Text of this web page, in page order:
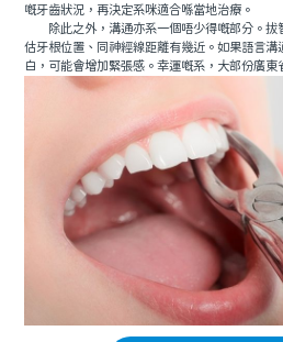
嘅牙齒狀況，再決定系咪適合喺當地治療。
除此之外，溝通亦系一個唔少得嘅部分。拔
估牙根位置、同神經線距離有幾近。如果語言
白，可能會增加緊張感。幸運嘅系，大部份廣東